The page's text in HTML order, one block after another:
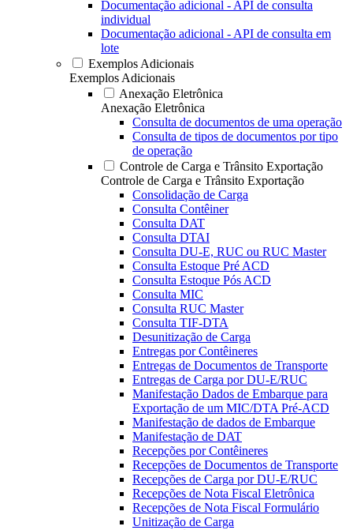
Documentação adicional - API de consulta
individual
Documentação adicional - API de consulta em
lote
Exemplos Adicionais
Exemplos Adicionais
Anexação Eletrônica
Anexação Eletrônica
Consulta de documentos de uma operação
Consulta de tipos de documentos por tipo
de operação
Controle de Carga e Trânsito Exportação
Controle de Carga e Trânsito Exportação
Consolidação de Carga
Consulta Contêiner
Consulta DAT
Consulta DTAI
Consulta DU-E, RUC ou RUC Master
Consulta Estoque Pré ACD
Consulta Estoque Pós ACD
Consulta MIC
Consulta RUC Master
Consulta TIF-DTA
Desunitização de Carga
Entregas por Contêineres
Entregas de Documentos de Transporte
Entregas de Carga por DU-E/RUC
Manifestação Dados de Embarque para
Exportação de um MIC/DTA Pré-ACD
Manifestação de dados de Embarque
Manifestação de DAT
Recepções por Contêineres
Recepções de Documentos de Transporte
Recepções de Carga por DU-E/RUC
Recepções de Nota Fiscal Eletrônica
Recepções de Nota Fiscal Formulário
Unitização de Carga